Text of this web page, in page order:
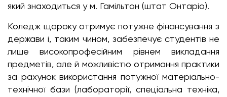
який знаходиться у м. Гамільтон (штат Онтаріо).
Коледж щороку отримує потужне фінансування з
держави і, таким чином, забезпечує студентів не
лише високопрофесійним рівнем викладання
предметів, але й можливістю отримання практики
за рахунок використання потужної матеріально-
технічної бази (лабораторії, спеціальна техніка,